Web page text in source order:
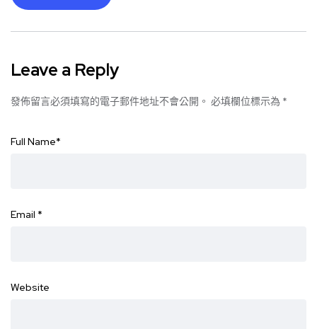
Leave a Reply
發佈留言必須填寫的電子郵件地址不會公開。 必填欄位標示為 *
Full Name*
Email *
Website